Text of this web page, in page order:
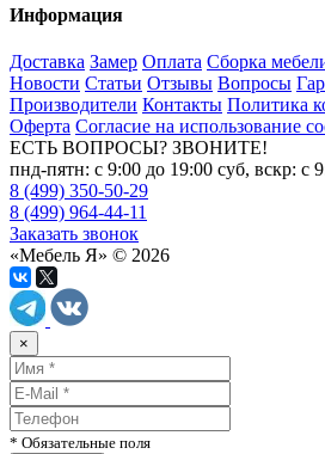
Информация
Доставка Замер Оплата Сборка
Новости Статьи Отзывы Вопросы
Производители Контакты Политика
Оферта Согласие на использование
ЕСТЬ ВОПРОСЫ? ЗВОНИТЕ!
пнд-пятн: с 9:00 до 19:00 суб, вскр: с
8 (499) 350-50-29
8 (499) 964-44-11
Заказать звонок
«Мебель Я» © 2026
×
* Обязательные поля